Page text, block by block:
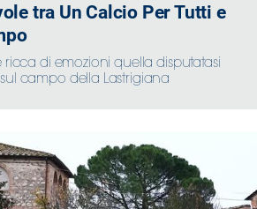
tra Un Calcio Per Tutti e
ricca di emozioni quella disputatasi
campo della Lastrigiana